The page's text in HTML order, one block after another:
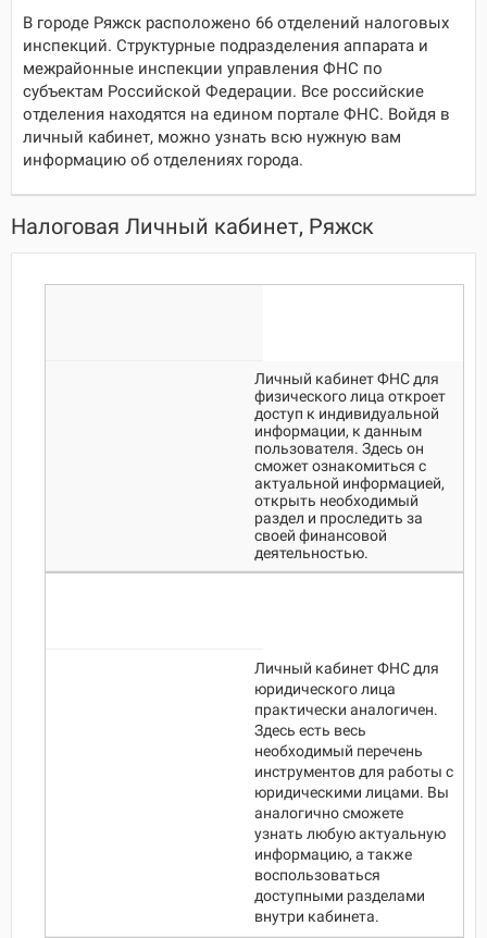
В городе Ряжск расположено 66 отделений налоговых
инспекций. Структурные подразделения аппарата и
межрайонные инспекции управления ФНС по
субъектам Российской Федерации. Все российские
отделения находятся на едином портале ФНС. Войдя в
личный кабинет, можно узнать всю нужную вам
информацию об отделениях города.
Налоговая Личный кабинет, Ряжск
Личный кабинет ФНС для
физического лица откроет
доступ к индивидуальной
информации, к данным
пользователя. Здесь он
сможет ознакомиться с
актуальной информацией,
открыть необходимый
раздел и проследить за
своей финансовой
деятельностью.
Личный кабинет ФНС для
юридического лица
практически аналогичен.
Здесь есть весь
необходимый перечень
инструментов для работы с
юридическими лицами. Вы
аналогично сможете
узнать любую актуальную
информацию, а также
воспользоваться
доступными разделами
внутри кабинета.